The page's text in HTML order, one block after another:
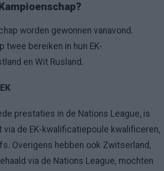
worden gewonnen vanavond.
twee bereiken in hun EK-
en Wit Rusland.
prestaties in de Nations League, is
de EK-kwalificatiepoule kwalificeren,
Overigens hebben ook Zwitserland,
via de Nations League, mochten